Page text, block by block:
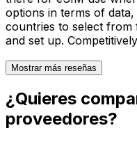
options in terms of
countries to select from
and set up.
Mostrar más reseñas
¿Quieres
proveedores?